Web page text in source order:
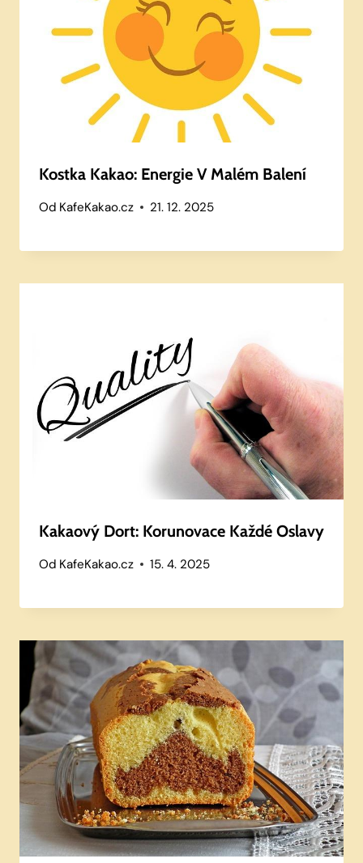
Kostka Kakao: Energie V Malém Balení
Od KafeKakao.cz 21. 12. 2025
Kakaový Dort: Korunovace Každé Oslavy
Od KafeKakao.cz 15. 4. 2025